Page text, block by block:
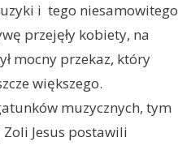
i tego niesamowitego
przejęły kobiety, na
mocny przekaz, który
większego.
muzycznych, tym
Jesus postawili